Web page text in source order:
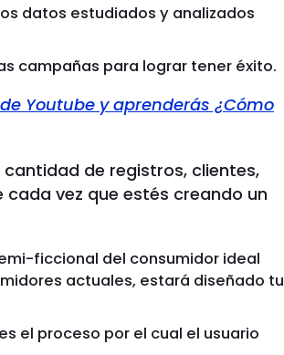
datos estudiados y analizados
campañas para lograr tener éxito.
Youtube y aprenderás ¿Cómo
de registros, clientes,
vez que estés creando un
ficcional del consumidor ideal
actuales, estará diseñado tu
el proceso por el cual el usuario